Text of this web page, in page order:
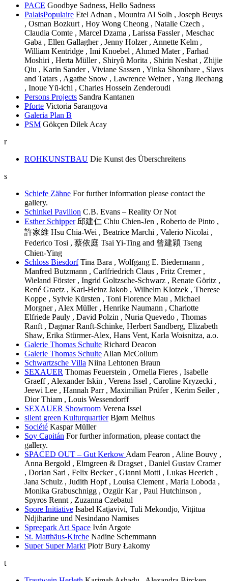
PACE Goodbye Sadness, Hello Sadness
PalaisPopulaire Etel Adnan , Mounira Al Solh , Joseph Beuys
, Osman Bozkurt , Hoy Wong Cheong , Natalie Czech ,
Claudia Comte , Marcel Dzama , Larissa Fassler , Meschac
Gaba , Ellen Gallagher , Jenny Holzer , Annette Kelm ,
William Kentridge , Imi Knoebel , Ahmed Mater , Farhad
Moshiri , Herta Müller , Shiryû Morita , Shirin Neshat , Zhijie
Qiu , Karin Sander , Viviane Sassen , Yinka Shonibare , Slavs
and Tatars , Agathe Snow , Lawrence Weiner , Yang Jiechang
, Inoue Yū-ichi , Charles Hossein Zenderoudi
Persons Projects Sandra Kantanen
Pforte Victoria Sarangova
Galeria Plan B
PSM Gökçen Dilek Acay
r
ROHKUNSTBAU Die Kunst des Überschreitens
s
Schiefe Zähne For further information please contact the
gallery.
Schinkel Pavillon C.B. Evans – Reality Or Not
Esther Schipper 邱建仁 Chiu Chien-Jen , Roberto de Pinto ,
許家維 Hsu Chia-Wei , Beatrice Marchi , Valerio Nicolai ,
Federico Tosi , 蔡依庭 Tsai Yi-Ting and 曾建穎 Tseng
Chien-Ying
Schloss Biesdorf Tina Bara , Wolfgang E. Biedermann ,
Manfred Butzmann , Carlfriedrich Claus , Fritz Cremer ,
Wieland Förster , Ingrid Goltzsche-Schwarz , Renate Göritz ,
René Graetz , Karl-Heinz Jakob , Wilhelm Klotzek , Therese
Koppe , Sylvie Kürsten , Toni Florence Mau , Michael
Morgner , Alex Müller , Henrike Naumann , Charlotte
Elfriede Pauly , David Polzin , Nuria Quevedo , Thomas
Ranft , Dagmar Ranft-Schinke, Herbert Sandberg, Elizabeth
Shaw, Erika Stürmer-Alex, Hans Vent, Karla Woisnitza, a.o.
Galerie Thomas Schulte Richard Deacon
Galerie Thomas Schulte Allan McCollum
Schwartzsche Villa Niina Lehtonen Braun
SEXAUER Thomas Feuerstein , Ornella Fieres , Isabelle
Graeff , Alexander Iskin , Verena Issel , Caroline Kryzecki ,
Jeewi Lee , Hannah Parr , Maximilian Prüfer , Kerim Seiler ,
Dior Thiam , Louis Wessendorff
SEXAUER Showroom Verena Issel
silent green Kulturquartier Bjørn Melhus
Société Kaspar Müller
Soy Capitán For further information, please contact the
gallery.
SPACED OUT – Gut Kerkow Adam Fearon , Aline Bouvy ,
Anna Bergold , Elmgreen & Dragset , Daniel Gustav Cramer
, Dorian Sari , Felix Becker , Gianni Motti , Lukas Heerich ,
Jana Schulz , Judith Hopf , Louisa Clement , Maria Loboda ,
Monika Grabuschnigg , Ozgür Kar , Paul Hutchinson ,
Spyros Rennt , Zuzanna Czebatul
Spore Initiative Isabel Katjavivi, Tuli Mekondjo, Vitjitua
Ndjiharine und Nesindano Namises
Spreepark Art Space Iván Argote
St. Matthäus-Kirche Nadine Schemmann
Super Super Markt Piotr Bury Łakomy
t